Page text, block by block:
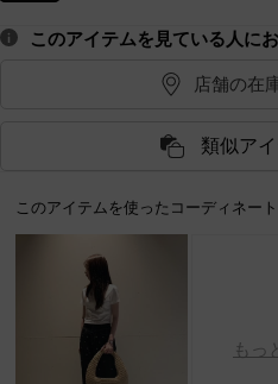
このアイテムを見ている人に
店舗の在
類似ア
このアイテムを使ったコーディネー
もっ